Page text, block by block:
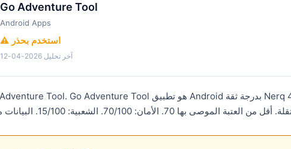
Go Adventure Tool
Android Apps
⚠️ استخدم بحذر
آخر تحليل 2026-04-12